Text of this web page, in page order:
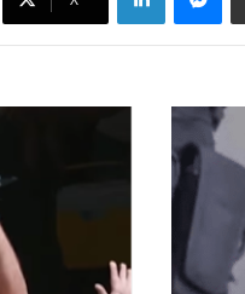
Homem
foi
a
anos